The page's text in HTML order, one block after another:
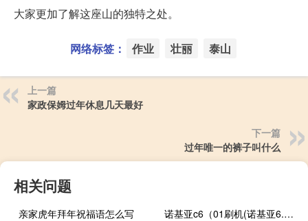
大家更加了解这座山的独特之处。
网络标签： 作业 壮丽 泰山
上一篇
家政保姆过年休息几天最好
下一篇
过年唯一的裤子叫什么
相关问题
亲家虎年拜年祝福语怎么写
诺基亚c6（01刷机(诺基亚6.1刷机)）